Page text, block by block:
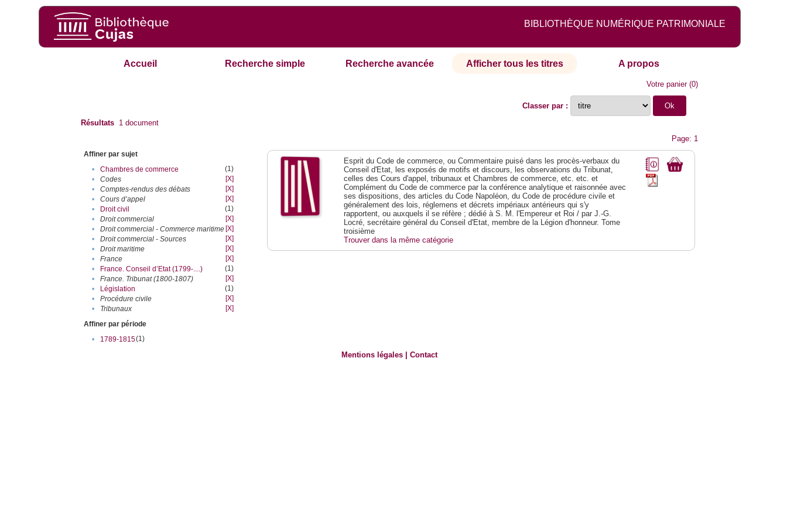
BIBLIOTHÈQUE NUMÉRIQUE PATRIMONIALE
Accueil Recherche simple Recherche avancée Afficher tous les titres A propos
Votre panier(0)
Classer par :
Résultats 1 document
Page: 1
Affiner par sujet
•
Chambres de commerce
(1)
•
Codes
[X]
•
Comptes-rendus des débats
[X]
•
Cours d’appel
[X]
•
Droit civil
(1)
•
Droit commercial
[X]
•
Droit commercial - Commerce maritime [X]
•
Droit commercial - Sources
[X]
•
Droit maritime
[X]
•
France
[X]
•
France. Conseil d’Etat (1799-....)
(1)
•
France. Tribunat (1800-1807)
[X]
•
Législation
(1)
•
Procédure civile
[X]
•
Tribunaux
[X]
Affiner par période
•
1789-1815(1)
Esprit du Code de commerce, ou Commentaire puisé dans les procès-verbaux du
Conseil d'Etat, les exposés de motifs et discours, les observations du Tribunat,
celles des Cours d'appel, tribunaux et Chambres de commerce, etc. etc. et
Complément du Code de commerce par la conférence analytique et raisonnée avec
ses dispositions, des articles du Code Napoléon, du Code de procédure civile et
généralement des lois, réglemens et décrets impériaux antérieurs qui s'y
rapportent, ou auxquels il se réfère ; dédié à S. M. l'Empereur et Roi / par J.-G.
Locré, secrétaire général du Conseil d'Etat, membre de la Légion d'honneur. Tome
troisième
Trouver dans la même catégorie
Mentions légales |Contact